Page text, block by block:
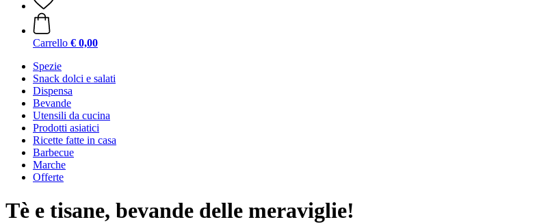
Carrello € 0,00
Spezie
Snack dolci e salati
Dispensa
Bevande
Utensili da cucina
Prodotti asiatici
Ricette fatte in casa
Barbecue
Marche
Offerte
Tè e tisane, bevande delle meraviglie!